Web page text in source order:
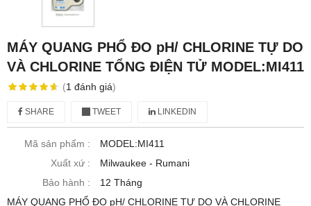
MÁY QUANG PHỔ ĐO pH/ CHLORINE TỰ DO
VÀ CHLORINE TỔNG ĐIỆN TỬ MODEL:MI411
(1 đánh giá)
SHARE TWEET LINKEDIN
Mã sản phẩm :
MODEL:MI411
Xuất xứ :
Milwaukee - Rumani
Bảo hành :
12 Tháng
MÁY QUANG PHỔ ĐO pH/ CHLORINE TỰ DO VÀ CHLORINE